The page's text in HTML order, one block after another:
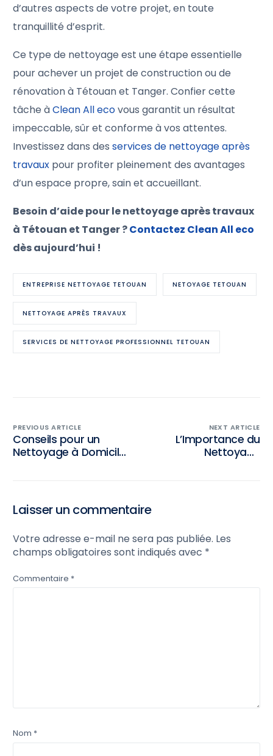
d’autres aspects de votre projet, en toute
tranquillité d’esprit.
Ce type de nettoyage est une étape essentielle
pour achever un projet de construction ou de
rénovation à Tétouan et Tanger. Confier cette
tâche àClean All ecovous garantit un résultat
impeccable, sûr et conforme à vos attentes.
Investissez dans desservices de nettoyage après
travaux pour profiter pleinement des avantages
d’un espace propre, sain et accueillant.
Besoin d’aide pour le nettoyage après travaux
à Tétouan et Tanger ?Contactez Clean All eco
dès aujourd’hui !
ENTREPRISE NETTOYAGE TETOUAN NETOYAGE TETOUAN
NETTOYAGE APRÈS TRAVAUX
SERVICES DE NETTOYAGE PROFESSIONNEL TETOUAN
PREVIOUS ARTICLE
Conseils pour un
Nettoyage à Domicile
NEXT ARTICLE
L’Importance du
Nettoyage
Laisser un commentaire
Votre adresse e-mail ne sera pas publiée. Les
champs obligatoires sont indiqués avec *
Commentaire *
Nom *